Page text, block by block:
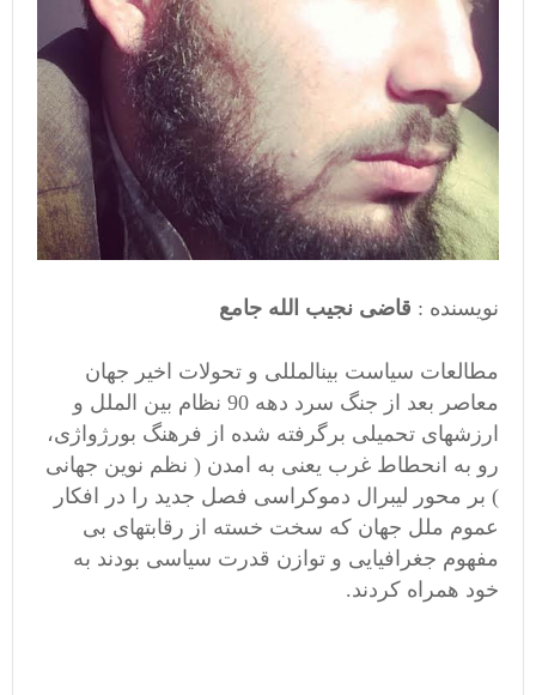
نویسنده : قاضی نجیب الله جامع
مطالعات سیاست بینالمللی و تحولات اخیر جهان
معاصر بعد از جنگ سرد دهه 90 نظام بین الملل و
ارزشهای تحمیلی برگرفته شده از فرهنگ بورژواژی،
رو به انحطاط غرب یعنی به امدن ( نظم نوین جهانی
) بر محور لیبرال دموکراسی فصل جدید را در افکار
عموم ملل جهان که سخت خسته از رقابتهای بی
مفهوم جغرافیایی و توازن قدرت سیاسی بودند به
خود همراه کردند.